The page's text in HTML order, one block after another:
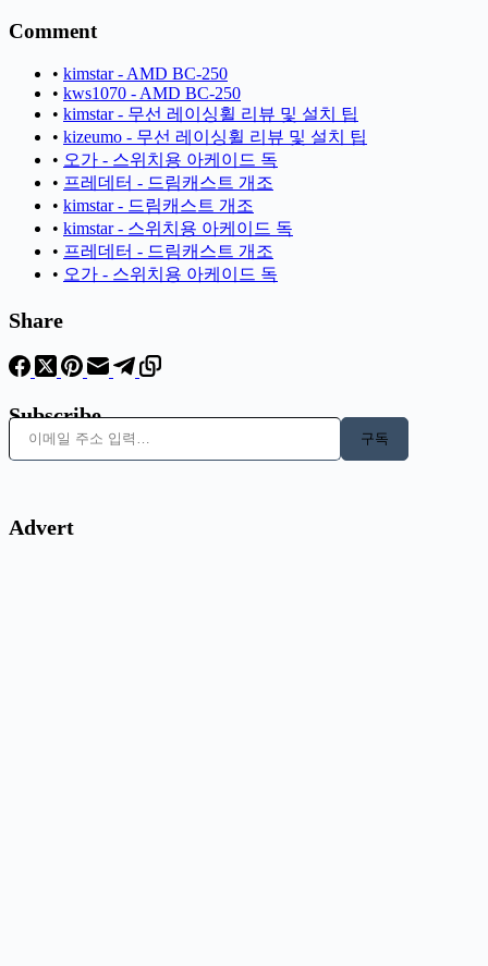
Comment
• kimstar - AMD BC-250
• kws1070 - AMD BC-250
• kimstar - 무선 레이싱휠 리뷰 및 설치 팁
• kizeumo - 무선 레이싱휠 리뷰 및 설치 팁
• 오가 - 스위치용 아케이드 독
• 프레데터 - 드림캐스트 개조
• kimstar - 드림캐스트 개조
• kimstar - 스위치용 아케이드 독
• 프레데터 - 드림캐스트 개조
• 오가 - 스위치용 아케이드 독
Share
Subscribe
이메일 주소 입력…
구독
Advert